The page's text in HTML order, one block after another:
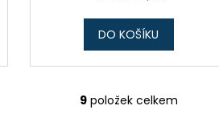
DO KOŠÍKU
O
9 položek celkem